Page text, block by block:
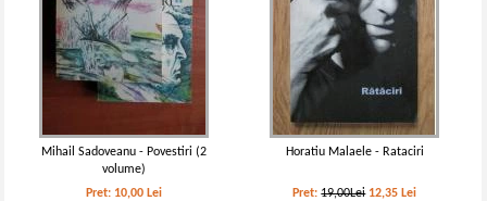
Mihail Sadoveanu - Povestiri (2
volume)
Pret: 10,00 Lei
Horatiu Malaele - Rataciri
Pret:19,00Lei 12,35 Lei